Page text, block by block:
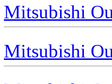
Mitsubishi
Mitsubishi